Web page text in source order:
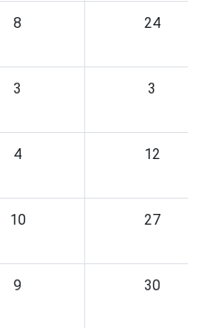
8 24
3 3
4 12
10 27
9 30